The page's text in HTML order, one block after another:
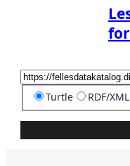
Turtle RDF/XML